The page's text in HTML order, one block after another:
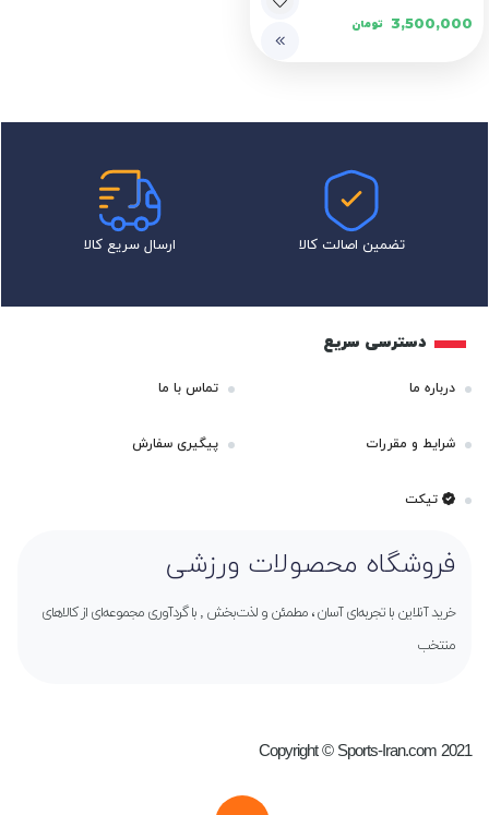
3,500,000 تومان
تضمین اصالت کالا ارسال سریع کالا
دسترسی سریع
درباره ما تماس با ما
شرایط و مقررات پیگیری سفارش
تیکت
فروشگاه محصولات ورزشی
خرید آنلاین با تجربه‌ای آسان ، مطمئن و لذت‌بخش , با گردآوری مجموعه‌ای از کالاهای
منتخب
Copyright © Sports-Iran.com 2021